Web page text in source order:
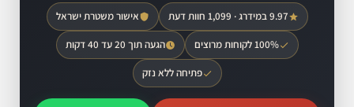
9.97 במידרג · 1,099 חוות דעת אישור משטרת ישראל
100% לקוחות מרוצים הגעה תוך 20 עד 40 דקות
פתיחה ללא נזק